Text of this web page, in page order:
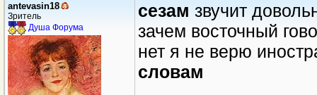
antevasin18
Зритель
Душа Форума
сезам звучит
зачем восточный
нет я не верю
словам